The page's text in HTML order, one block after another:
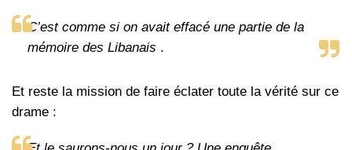
C’est comme si on avait effacé une partie de la
mémoire des Libanais .
Et reste la mission de faire éclater toute la vérité sur ce
drame :